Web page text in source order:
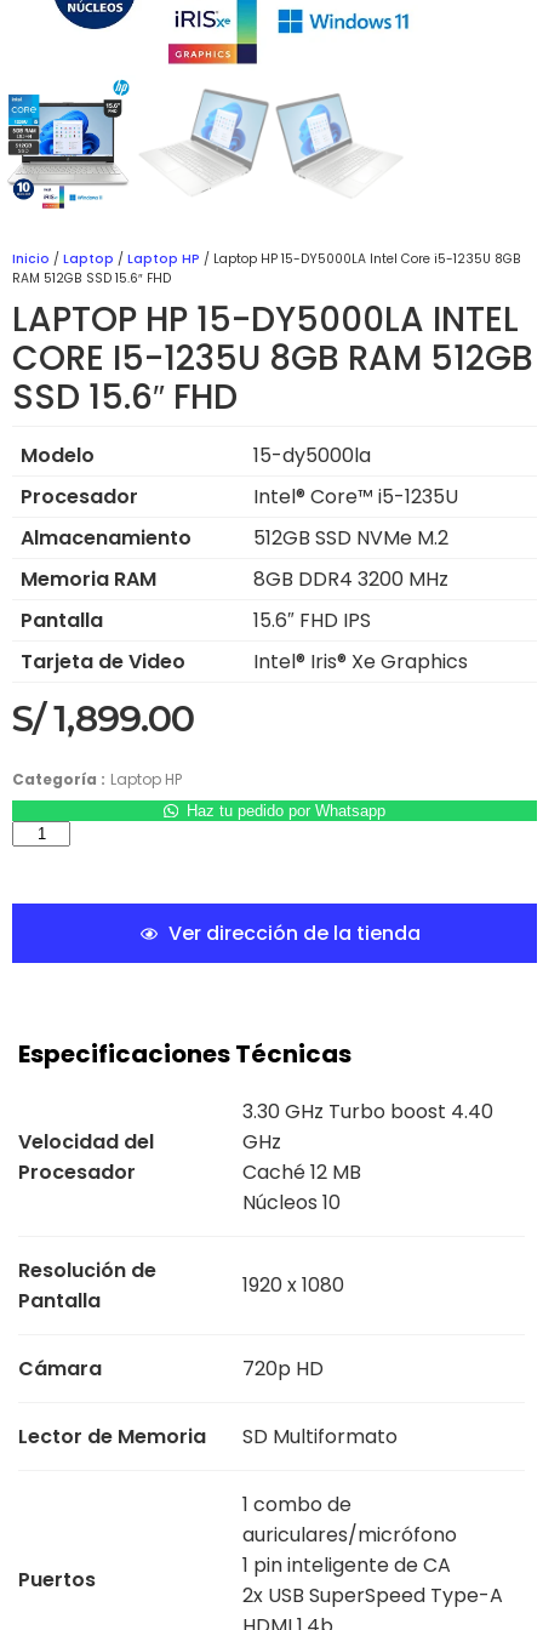
Inicio / Laptop / Laptop HP / Laptop HP 15-DY5000LA Intel Core i5-1235U 8GB
RAM 512GB SSD 15.6″ FHD
LAPTOP HP 15-DY5000LA INTEL
CORE I5-1235U 8GB RAM 512GB
SSD 15.6″ FHD
Modelo
15-dy5000la
Procesador
Intel® Core™ i5-1235U
Almacenamiento
512GB SSD NVMe M.2
Memoria RAM
8GB DDR4 3200 MHz
Pantalla
15.6″ FHD IPS
Tarjeta de Video
Intel® Iris® Xe Graphics
S/1,899.00
Categoría : Laptop HP
Haz tu pedido por Whatsapp
Ver dirección de la tienda
Especificaciones Técnicas
Velocidad del
Procesador
3.30 GHz Turbo boost 4.40
GHz
Caché 12 MB
Núcleos 10
Resolución de
Pantalla
1920 x 1080
Cámara 720p HD
Lector de Memoria SD Multiformato
Puertos
1 combo de
auriculares/micrófono
1 pin inteligente de CA
2x USB SuperSpeed Type-A